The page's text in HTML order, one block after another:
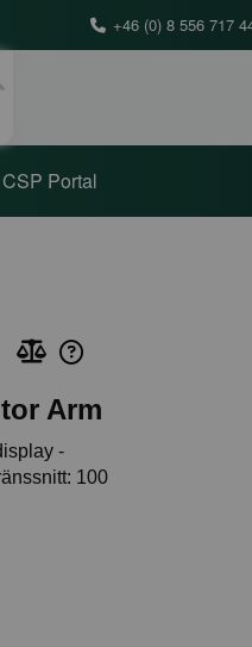
+46 (0) 8 556 717
CSP Portal
Arm
-
100